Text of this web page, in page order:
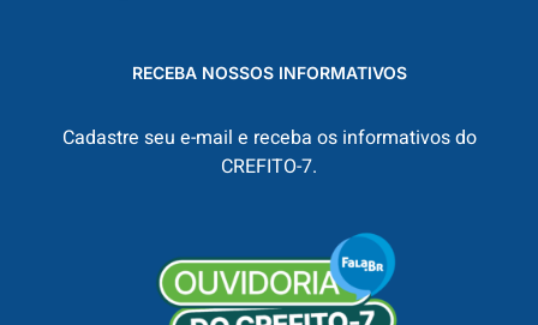
RECEBA NOSSOS INFORMATIVOS
Cadastre seu e-mail e receba os informativos do
CREFITO-7.